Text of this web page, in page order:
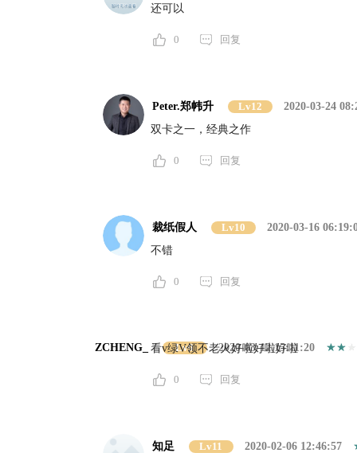
还可以
0 回复
Peter.郑帏升 Lv12
2020-03-24
双卡之一，经典之作
0 回复
裁纸假人 Lv10
2020-03-16
不错
0 回复
ZCHENG_ Lv9 2020-03-12 15:11:20
看v绿V领不老火好啦好啦好啦
0 回复
知足 Lv11
2020-02-06 12:46:57